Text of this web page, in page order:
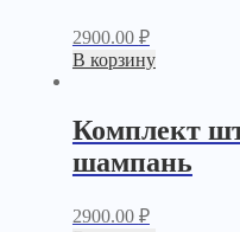
2900.00 ₽
В корзину
Комплект
шампань
2900.00 ₽